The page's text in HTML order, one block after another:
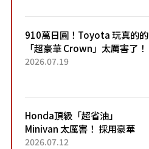
910萬日圓！Toyota 玩真的的
「超豪華 Crown」太厲害了！
採用由「匠人技藝」打造的
2026.07.19
Honda頂級「超省油」
Minivan 太厲害！ 採用豪華
「真皮座椅」與專屬「黑色內
2026.07.12